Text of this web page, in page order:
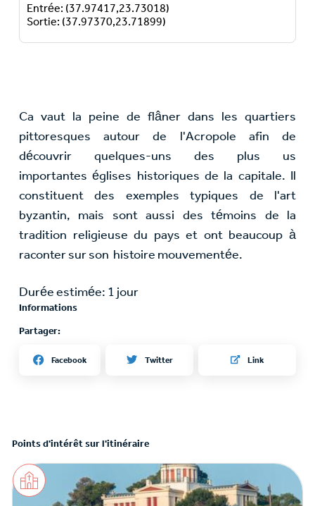
Entrée: (37.97417,23.73018)
Sortie: (37.97370,23.71899)
Ca vaut la peine de flâner dans les quartiers
pittoresques autour de l'Acropole afin de
découvrir quelques-uns des plus us
importantes églises historiques de la capitale. Il
constituent des exemples typiques de l'art
byzantin, mais sont aussi des témoins de la
tradition religieuse du pays et ont beaucoup à
raconter sur son histoire mouvementée.
Durée estimée: 1 jour
Informations
Partager:
Facebook Twitter Link
Points d'intérêt sur l'itinéraire